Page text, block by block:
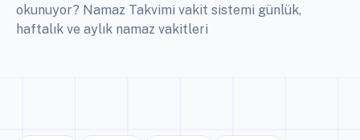
okunuyor? Namaz Takvimi vakit sistemi günlük,
haftalık ve aylık namaz vakitleri